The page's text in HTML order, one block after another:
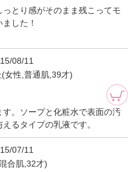
とり感がそのまま残こってモ
した！
08/11
女性,普通肌,39才)
。ソープと化粧水で表面の汚
るタイプの乳液です。
07/11
合肌,32才)